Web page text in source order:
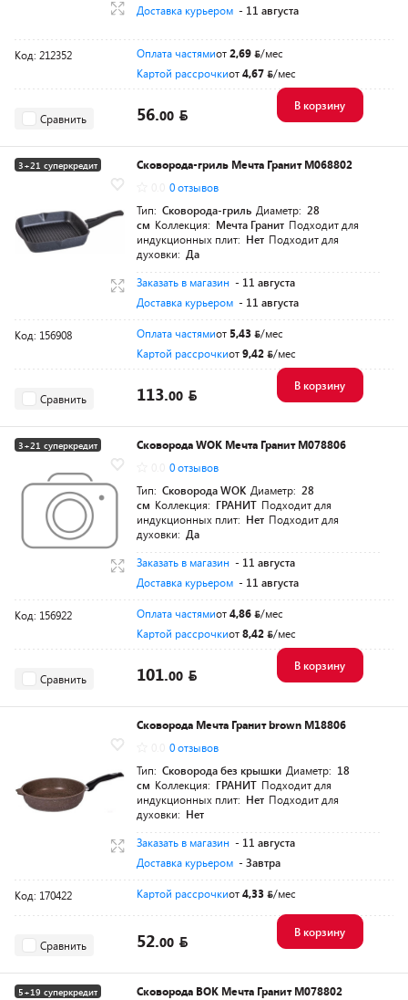
Доставка курьером - 11 августа
Код: 212352 Оплата частямиот2,69
/мес
Картой рассрочкиот4,67 /мес
Сравнить 56.00
В корзину
3+21 суперкредит
Сковорода-гриль Мечта Гранит M068802
0 отзывов
Тип: Сковорода-гриль Диаметр: 28
см Коллекция: Мечта Гранит Подходит для
индукционных плит: Нет Подходит для
духовки: Да
Заказать в магазин - 11 августа
Доставка курьером - 11 августа
Код: 156908 Оплата частямиот 5,43
/мес
Картой рассрочкиот9,42 /мес
Сравнить 113.00
В корзину
3+21 суперкредит
Сковорода WOK Мечта Гранит M078806
0 отзывов
Тип: Сковорода WOK Диаметр: 28
см Коллекция: ГРАНИТ Подходит для
индукционных плит: Нет Подходит для
духовки: Да
Заказать в магазин - 11 августа
Доставка курьером - 11 августа
Код: 156922 Оплата частямиот4,86
/мес
Картой рассрочкиот8,42 /мес
Сравнить 101.00
В корзину
Сковорода Мечта Гранит brown M18806
0 отзывов
Тип: Сковорода без крышки Диаметр: 18
см Коллекция: ГРАНИТ Подходит для
индукционных плит: Нет Подходит для
духовки: Нет
Заказать в магазин - 11 августа
Доставка курьером - Завтра
Код: 170422 Картой рассрочкиот4,33 /мес
Сравнить 52.00
В корзину
5+19 суперкредит
Сковорода ВОК Мечта Гранит M078802